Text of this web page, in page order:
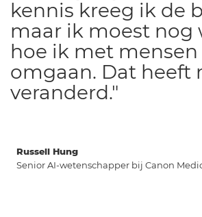
Russell Hung
Senior AI-wetenschapper bij Canon
kennis kreeg ik de
maar ik moest nog
hoe ik met
omgaan. Dat heeft
veranderd."